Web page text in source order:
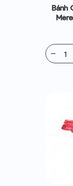
Bánh
remove